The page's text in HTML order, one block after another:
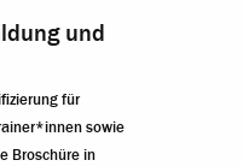
und
für
sowie
Broschüre in